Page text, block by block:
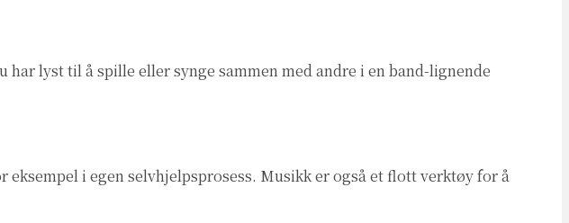
lyst til å spille eller synge sammen med andre i en band-lignende
i egen selvhjelpsprosess. Musikk er også et flott verktøy for å